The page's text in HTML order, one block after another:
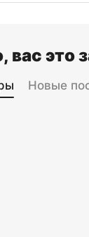
вас это
Новые